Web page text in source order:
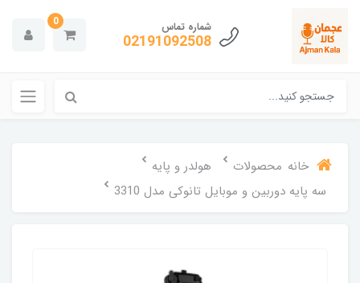
شماره تماس
02191092508
0
خانه محصولات
هولدر و پایه
سه پایه دوربین و موبایل تانوکی مدل 3310